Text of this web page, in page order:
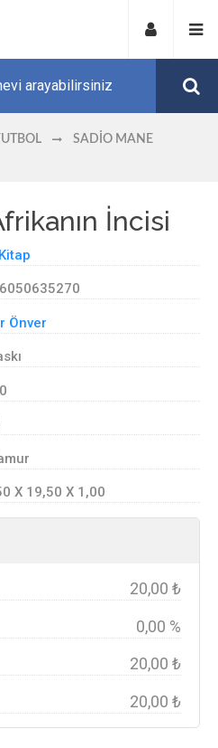
SADIO MANE
İncisi
Önver
X 19,50 X 1,00
20,00 ₺
0,00 %
20,00 ₺
20,00 ₺